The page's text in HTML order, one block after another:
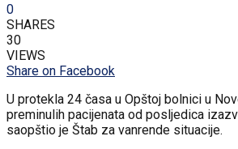
0
SHARES
30
VIEWS
Share on Facebook
U protekla 24 časa u Opštoj bolnici u
preminulih pacijenata od posljedica
saopštio je Štab za vanrende situacije.